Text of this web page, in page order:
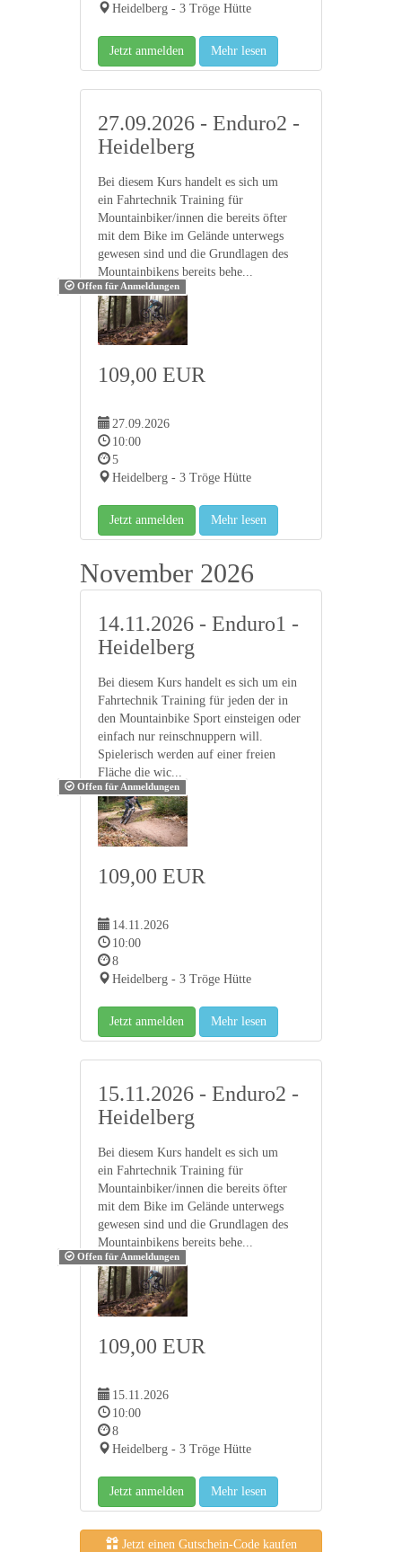
Heidelberg - 3 Tröge Hütte
Jetzt anmelden Mehr lesen
27.09.2026 - Enduro2 -
Heidelberg
Bei diesem Kurs handelt es sich um
ein Fahrtechnik Training für
Mountainbiker/innen die bereits öfter
mit dem Bike im Gelände unterwegs
gewesen sind und die Grundlagen des
Mountainbikens bereits behe...
Offen für Anmeldungen
109,00 EUR
27.09.2026
10:00
5
Heidelberg - 3 Tröge Hütte
Jetzt anmelden Mehr lesen
November 2026
14.11.2026 - Enduro1 -
Heidelberg
Bei diesem Kurs handelt es sich um ein
Fahrtechnik Training für jeden der in
den Mountainbike Sport einsteigen oder
einfach nur reinschnuppern will.
Spielerisch werden auf einer freien
Fläche die wic...
Offen für Anmeldungen
109,00 EUR
14.11.2026
10:00
8
Heidelberg - 3 Tröge Hütte
Jetzt anmelden Mehr lesen
15.11.2026 - Enduro2 -
Heidelberg
Bei diesem Kurs handelt es sich um
ein Fahrtechnik Training für
Mountainbiker/innen die bereits öfter
mit dem Bike im Gelände unterwegs
gewesen sind und die Grundlagen des
Mountainbikens bereits behe...
Offen für Anmeldungen
109,00 EUR
15.11.2026
10:00
8
Heidelberg - 3 Tröge Hütte
Jetzt anmelden Mehr lesen
Jetzt einen Gutschein-Code kaufen